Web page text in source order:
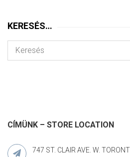
KERESÉS…
CÍMÜNK – STORE LOCATION
747 ST. CLAIR AVE. W.